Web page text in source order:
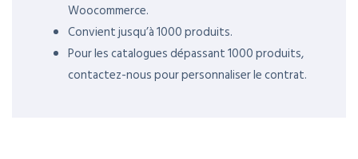
Woocommerce.
Convient jusqu’à 1000 produits.
Pour les catalogues dépassant 1000 produits,
contactez-nous pour personnaliser le contrat.